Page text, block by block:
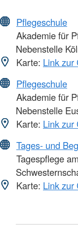
Pflegeschule
Akademie für
Nebenstelle
Karte: Link zur
Pflegeschule
Akademie für
Nebenstelle
Karte: Link zur
Tages- und
Tagespflege
Karte: Link zur